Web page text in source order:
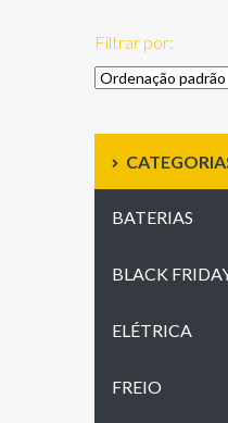
Filtrar por:
BATERIAS
BLACK
ELÉTRICA
FREIO